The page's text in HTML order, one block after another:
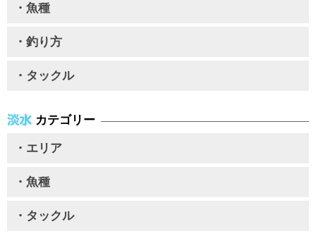
・魚種
・釣り方
・タックル
カテゴリー
・エリア
・魚種
・タックル